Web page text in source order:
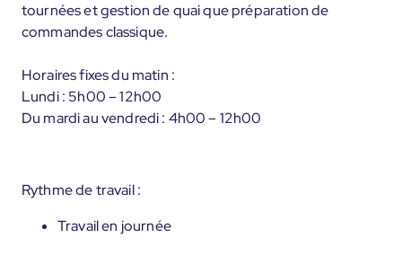
tournées et gestion de quai que préparation de
commandes classique.
Horaires fixes du matin :
Lundi : 5h00 – 12h00
Du mardi au vendredi : 4h00 – 12h00
Rythme de travail :
Travail en journée